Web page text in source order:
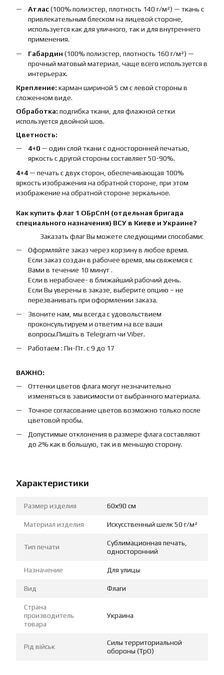
Атлас(100% полиэстер, плотность 140 г/м²) — ткань с
привлекательным блеском на лицевой стороне,
используется как для уличного, так и для внутреннего
применения.
Габардин (100% полиэстер, плотность 160 г/м²) —
прочный матовый материал, чаще всего используется в
интерьерах.
Крепление: карман шириной 5 см с левой стороны в
сложенном виде.
Обработка: подгибка ткани, для флажной сетки
используется двойной шов.
Цветность:
4+0 — один слой ткани с односторонней печатью,
яркость с другой стороны составляет 50-90%.
4+4 — печать с двух сторон, обеспечивающая 100%
яркость изображения на обратной стороне, при этом
изображение на обратной стороне зеркальное.
Как купить флаг 1 ОБрСпН (отдельная бригада
специального назначения) ВСУ в Киеве и Украине?
Заказать флаг Вы можете следующими способами:
Оформляйте заказ через корзину в любое время.
Если заказ создан в рабочее время, мы свяжемся с
Вами в течение 10 минут .
Если в нерабочее- в ближайший рабочий день.
Если Вы уверены в заказе, выберите опцию – не
перезванивать при оформлении заказа.
Звоните нам, мы всегда с удовольствием
проконсультируем и ответим на все ваши
вопросы.Пишіть в Telegram чи Viber.
Работаем : Пн-Пт. с 9 до 17
ВАЖНО:
Оттенки цветов флага могут незначительно
изменяться в зависимости от выбранного материала.
Точное согласование цветов возможно только после
цветовой пробы.
Допустимые отклонения в размере флага составляют
до 2% как в большую, так и в меньшую сторону.
Характеристики
Размер изделия 60х90 см
Материал изделия Искусственный шелк 50 г/м²
Тип печати
Сублимационная печать,
односторонний
Назначение Для улицы
Вид Флаги
Страна
производитель
товара
Украина
Рід військ
Силы территориальной
обороны (ТрО)